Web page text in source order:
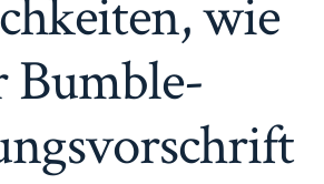
wie
Bumble-